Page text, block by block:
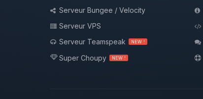
Serveur Bungee / Velocity
Serveur VPS
Serveur Teamspeak
NEW !
Super Choupy NEW !